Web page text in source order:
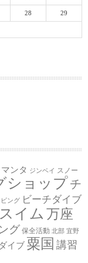
28 29
ンタ ジンベイ
スノー
ショップチ
ング ビーチダイブ
イム 万座
グ 保全活動 北部 宜野
イブ 粟国 講習